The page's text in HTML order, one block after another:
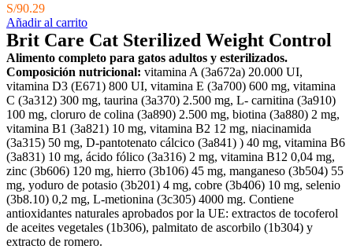
S/90.29
Añadir al carrito
Brit Care Cat Sterilized Weight Control
Alimento completo para gatos adultos y esterilizados.
Composición nutricional: vitamina A (3a672a) 20.000 UI,
vitamina D3 (E671) 800 UI, vitamina E (3a700) 600 mg, vitamina
C (3a312) 300 mg, taurina (3a370) 2.500 mg, L- carnitina (3a910)
100 mg, cloruro de colina (3a890) 2.500 mg, biotina (3a880) 2 mg,
vitamina B1 (3a821) 10 mg, vitamina B2 12 mg, niacinamida
(3a315) 50 mg, D-pantotenato cálcico (3a841) ) 40 mg, vitamina B6
(3a831) 10 mg, ácido fólico (3a316) 2 mg, vitamina B12 0,04 mg,
zinc (3b606) 120 mg, hierro (3b106) 45 mg, manganeso (3b504) 55
mg, yoduro de potasio (3b201) 4 mg, cobre (3b406) 10 mg, selenio
(3b8.10) 0,2 mg, L-metionina (3c305) 4000 mg. Contiene
antioxidantes naturales aprobados por la UE: extractos de tocoferol
de aceites vegetales (1b306), palmitato de ascorbilo (1b304) y
extracto de romero.